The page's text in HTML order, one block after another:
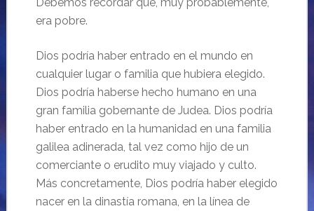
era pobre.
Dios podría haber entrado en el mundo en
cualquier lugar o familia que hubiera elegido.
Dios podría haberse hecho humano en una
gran familia gobernante de Judea. Dios podría
haber entrado en la humanidad en una familia
galilea adinerada, tal vez como hijo de un
comerciante o erudito muy viajado y culto.
Más concretamente, Dios podría haber elegido
nacer en la dinastía romana, en la línea de